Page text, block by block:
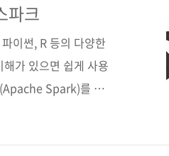
파크
이썬, R 등의 다양한
가 있으면 쉽게 사용
Spark)를 이
물론, 관공서나 유